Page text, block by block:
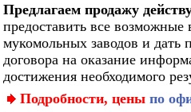
Предлагаем продажу
предоставить все
мукомольных заводов и дать
договора на оказание
достижения необходимого
Подробности, цены по